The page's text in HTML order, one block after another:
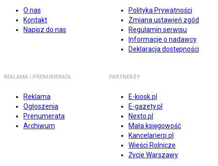
O nas
Kontakt
Napisz do nas
Polityka Prywatności
Zmiana ustawień zgód
Regulamin serwisu
Informacje o nadawcy
Deklaracja dostępności
REKLAMA I PRENUMERATA
Reklama
Ogłoszenia
Prenumerata
Archiwum
PARTNERZY
E-kiosk.pl
E-gazety.pl
Nexto.pl
Mała księgowość
Kancelarierp.pl
Wieści Rolnicze
Życie Warszawy